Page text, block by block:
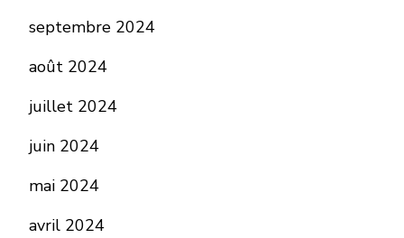
septembre 2024
août 2024
juillet 2024
juin 2024
mai 2024
avril 2024